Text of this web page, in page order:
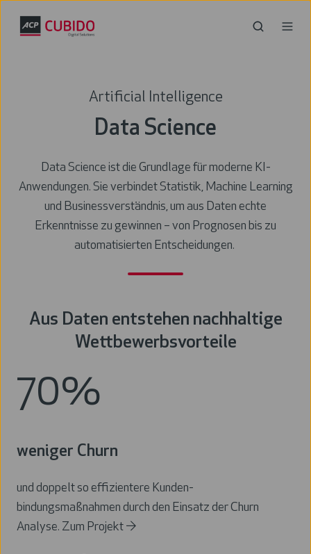
Artificial Intelligence
Data Science
Data Science ist die Grundlage für moderne KI-
Anwendungen. Sie verbindet Statistik, Machine Learning
und Businessverständnis, um aus Daten echte
Erkenntnisse zu gewinnen – von Prognosen bis zu
automatisierten Entscheidungen.
Aus Daten entstehen nachhaltige
Wettbewerbsvorteile
70%
weniger Churn
und doppelt so effizientere Kunden-
bindungsmaßnahmen durch den Einsatz derChurn
Analyse. Zum Projekt →